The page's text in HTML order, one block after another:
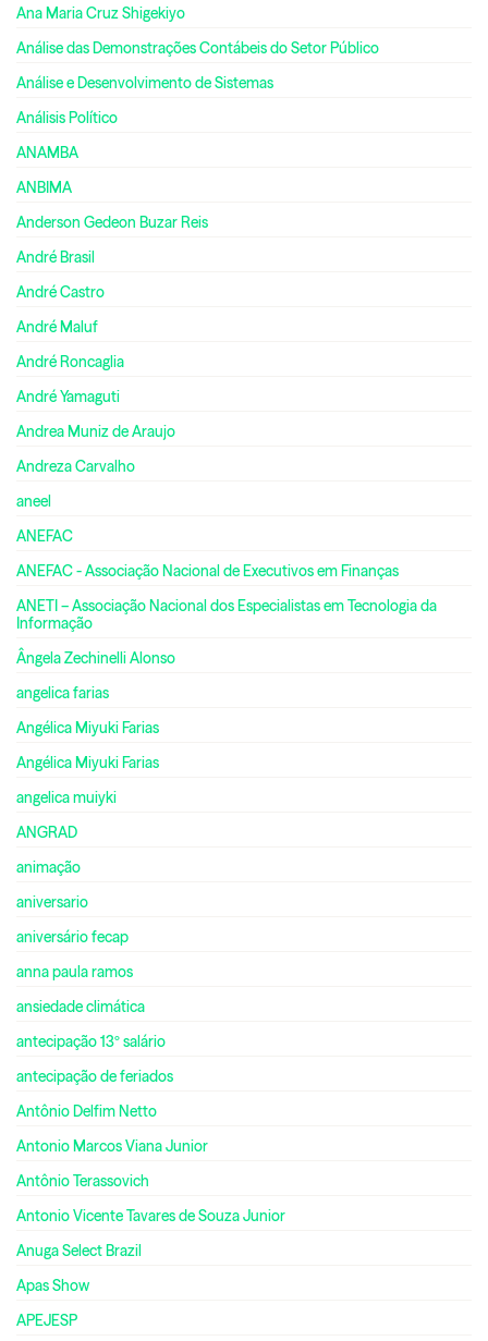
Ana Maria Cruz Shigekiyo
Análise das Demonstrações Contábeis do Setor Público
Análise e Desenvolvimento de Sistemas
Análisis Político
ANAMBA
ANBIMA
Anderson Gedeon Buzar Reis
André Brasil
André Castro
André Maluf
André Roncaglia
André Yamaguti
Andrea Muniz de Araujo
Andreza Carvalho
aneel
ANEFAC
ANEFAC - Associação Nacional de Executivos em Finanças
ANETI – Associação Nacional dos Especialistas em Tecnologia da
Informação
Ângela Zechinelli Alonso
angelica farias
Angélica Miyuki Farias
Angélica Miyuki Farias
angelica muiyki
ANGRAD
animação
aniversario
aniversário fecap
anna paula ramos
ansiedade climática
antecipação 13º salário
antecipação de feriados
Antônio Delfim Netto
Antonio Marcos Viana Junior
Antônio Terassovich
Antonio Vicente Tavares de Souza Junior
Anuga Select Brazil
Apas Show
APEJESP